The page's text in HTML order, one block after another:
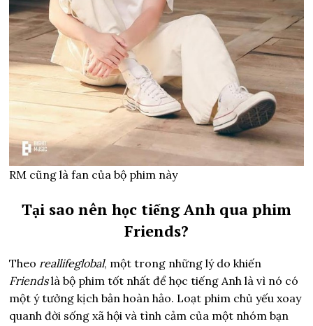
RM cũng là fan của bộ phim này
Tại sao nên học tiếng Anh qua phim
Friends?
Theo reallifeglobal, một trong những lý do khiến
Friendslà bộ phim tốt nhất để học tiếng Anh là vì nó có
một ý tưởng kịch bản hoàn hảo. Loạt phim chủ yếu xoay
quanh đời sống xã hội và tình cảm của một nhóm bạn